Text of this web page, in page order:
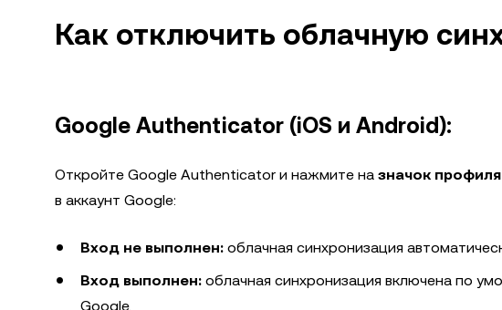
Как отключить облачную
Google Authenticator (iOS и Android):
Откройте Google Authenticator и нажмите на значок профиля
в аккаунт Google:
Вход не выполнен: облачная синхронизация
Вход выполнен: облачная синхронизация включена по
Google.